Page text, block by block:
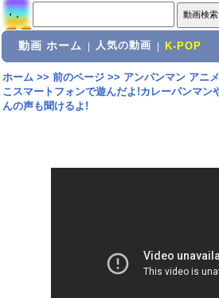
動画 ホーム 人気の動画 K-POP
ホーム>> 前のページ>> アンパンマン アニ
こスマートフォンで遊んだよ!カレーパンマン
んの声も聞けるよ!